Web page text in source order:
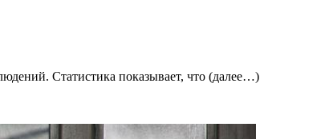
Статистика показывает, что (далее…)